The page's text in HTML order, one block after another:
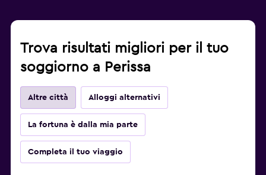
Trova risultati migliori per il tuo
soggiorno a Perissa
Altre città Alloggi alternativi
La fortuna è dalla mia parte
Completa il tuo viaggio